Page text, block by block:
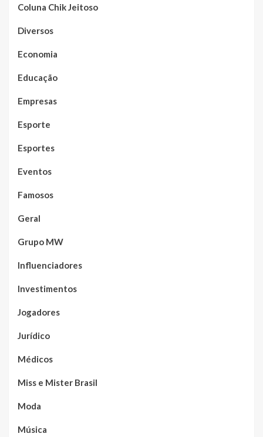
Coluna Chik Jeitoso
Diversos
Economia
Educação
Empresas
Esporte
Esportes
Eventos
Famosos
Geral
Grupo MW
Influenciadores
Investimentos
Jogadores
Jurídico
Médicos
Miss e Mister Brasil
Moda
Música